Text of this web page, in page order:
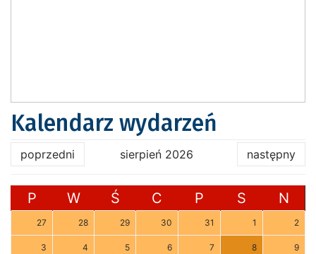
Kalendarz wydarzeń
poprzedni sierpień 2026 następny
P W Ś C P S N
27 28 29 30 31 1 2
3 4 5 6 7 8 9